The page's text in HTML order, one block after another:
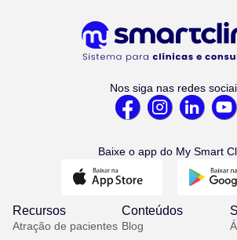
Nos siga nas redes
Baixe o app do My Smart
Recursos
Atração de pacientes
Conteúdos
Blog